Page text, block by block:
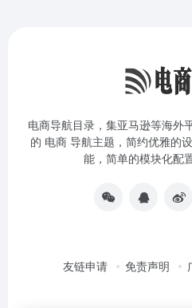
电商导航目录，集亚马逊等海外
的 电商 导航主题，简约优雅的
能，简单的模块化配
友链申请 免责声明